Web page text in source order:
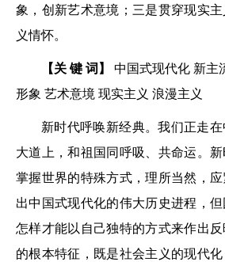
象，创新艺术意境；三是贯穿现实
义情怀。
【关 键 词】 中国式现代化 新主
形象 艺术意境 现实主义 浪漫主义
新时代呼唤新经典。我们正走
大道上，和祖国同呼吸、共命运。
掌握世界的特殊方式，理所当然，
出中国式现代化的伟大历史进程，
怎样才能以自己独特的方式来作出
的根本特征，既是社会主义的现代